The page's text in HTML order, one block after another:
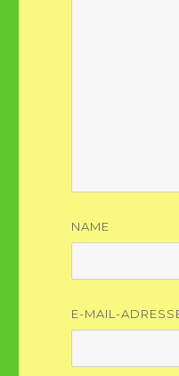
NAME
E-MAIL-